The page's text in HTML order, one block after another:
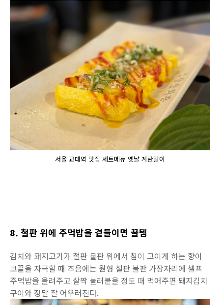
서울 교대역 맛집 세트메뉴 옛날 계란말이
8. 철판 위에 주먹밥을 곁들이면 꿀템
김치와 돼지고기가 철판 불판 위에서 침이 고이게 하는 향이
코끝을 자극할 때 즈음에는 원형 철판 불판 가장자리에 셀프
주먹밥을 올려주고 살짝 눌러붙을 정도 때 먹어주면 돼지김치
구이와 정말 잘 어우러진다.